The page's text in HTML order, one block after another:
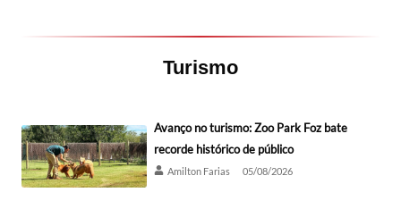
Turismo
Avanço no turismo: Zoo Park Foz bate
recorde histórico de público
Amilton Farias 05/08/2026